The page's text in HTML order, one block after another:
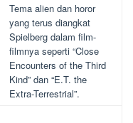
Tema alien dan horor
yang terus diangkat
Spielberg dalam film-
filmnya seperti “Close
Encounters of the Third
Kind” dan “E.T. the
Extra-Terrestrial”.